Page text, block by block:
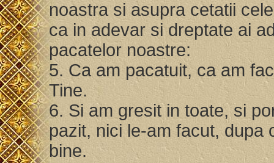
noastra si asupra cetatii
ca in adevar si dreptate ai
pacatelor noastre:
5. Ca am pacatuit, ca am
Tine.
6. Si am gresit in toate, si
pazit, nici le-am facut, dupa
bine.